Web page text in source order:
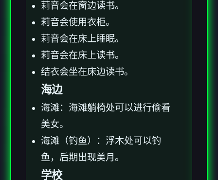
莉音会在窗边读书。
莉音会使用衣柜。
莉音会在床上睡眠。
莉音会在床上读书。
结衣会坐在床边读书。
海边
海滩：海滩躺椅处可以进行偷看
美女。
海滩（钓鱼）：浮木处可以钓
鱼，后期出现美月。
学校